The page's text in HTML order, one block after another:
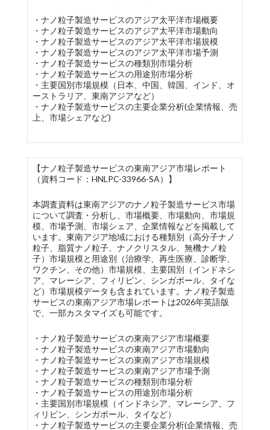
・ナノ粒子製造サービスのアジア太平洋市場概要
・ナノ粒子製造サービスのアジア太平洋市場動向
・ナノ粒子製造サービスのアジア太平洋市場規模
・ナノ粒子製造サービスのアジア太平洋市場予測
・ナノ粒子製造サービスの種類別市場分析
・ナノ粒子製造サービスの用途別市場分析
・主要国別市場規模（日本、中国、韓国、インド、オ
ーストラリア、東南アジアなど）
・ナノ粒子製造サービスの主要企業分析(企業情報、売
上、市場シェアなど)
【ナノ粒子製造サービスの東南アジア市場レポート
（資料コード：HNLPC-33966-SA）】
本調査資料は東南アジアのナノ粒子製造サービス市場
について調査・分析し、市場概要、市場動向、市場規
模、市場予測、市場シェア、企業情報などを掲載して
います。東南アジア地域における種類別（高分子ナノ
粒子、脂質ナノ粒子、ナノクリスタル、無機ナノ粒
子）市場規模と用途別（治療学、再生医療、診断学、
ワクチン、その他）市場規模、主要国別（インドネシ
ア、マレーシア、フィリピン、シンガポール、タイな
ど）市場規模データも含まれています。ナノ粒子製造
サービスの東南アジア市場レポートは2026年英語版
で、一部カスタマイズも可能です。
・ナノ粒子製造サービスの東南アジア市場概要
・ナノ粒子製造サービスの東南アジア市場動向
・ナノ粒子製造サービスの東南アジア市場規模
・ナノ粒子製造サービスの東南アジア市場予測
・ナノ粒子製造サービスの種類別市場分析
・ナノ粒子製造サービスの用途別市場分析
・主要国別市場規模（インドネシア、マレーシア、フ
ィリピン、シンガポール、タイなど）
・ナノ粒子製造サービスの主要企業分析(企業情報、売